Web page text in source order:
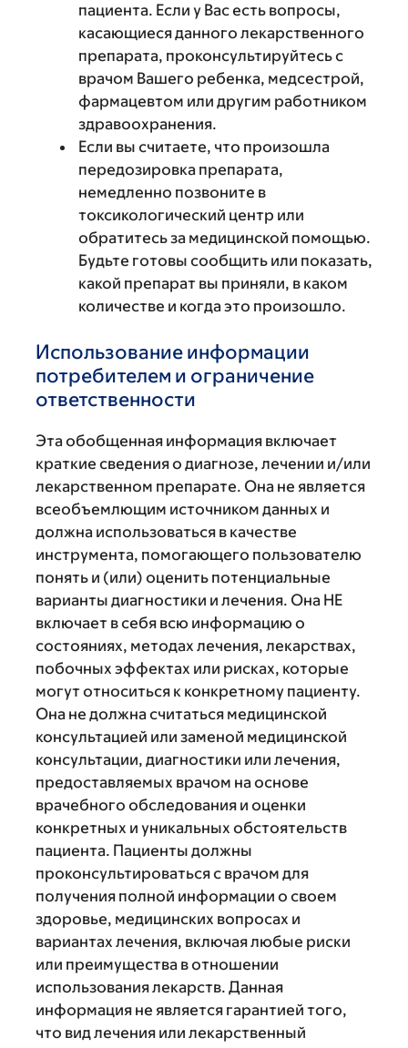
пациента. Если у Вас есть вопросы,
касающиеся данного лекарственного
препарата, проконсультируйтесь с
врачом Вашего ребенка, медсестрой,
фармацевтом или другим работником
здравоохранения.
Если вы считаете, что произошла
передозировка препарата,
немедленно позвоните в
токсикологический центр или
обратитесь за медицинской помощью.
Будьте готовы сообщить или показать,
какой препарат вы приняли, в каком
количестве и когда это произошло.
Использование информации
потребителем и ограничение
ответственности
Эта обобщенная информация включает
краткие сведения о диагнозе, лечении и/или
лекарственном препарате. Она не является
всеобъемлющим источником данных и
должна использоваться в качестве
инструмента, помогающего пользователю
понять и (или) оценить потенциальные
варианты диагностики и лечения. Она НЕ
включает в себя всю информацию о
состояниях, методах лечения, лекарствах,
побочных эффектах или рисках, которые
могут относиться к конкретному пациенту.
Она не должна считаться медицинской
консультацией или заменой медицинской
консультации, диагностики или лечения,
предоставляемых врачом на основе
врачебного обследования и оценки
конкретных и уникальных обстоятельств
пациента. Пациенты должны
проконсультироваться с врачом для
получения полной информации о своем
здоровье, медицинских вопросах и
вариантах лечения, включая любые риски
или преимущества в отношении
использования лекарств. Данная
информация не является гарантией того,
что вид лечения или лекарственный